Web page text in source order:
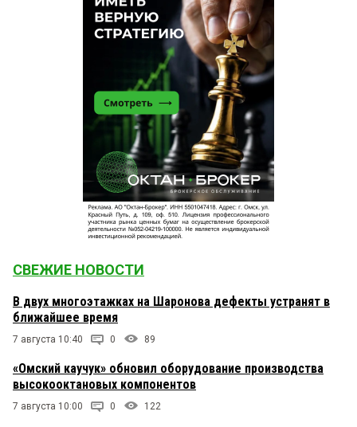
СВЕЖИЕ НОВОСТИ
В двух многоэтажках на Шаронова дефекты устранят в
ближайшее время
7 августа 10:40 0 89
«Омский каучук» обновил оборудование производства
высокооктановых компонентов
7 августа 10:00 0 122